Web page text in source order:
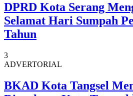
DPRD Kota Serang
Selamat Hari Sumpah
Tahun
3
ADVERTORIAL
BKAD Kota Tangsel